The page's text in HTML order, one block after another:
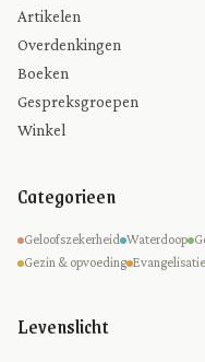
Artikelen
Overdenkingen
Boeken
Gespreksgroepen
Winkel
Categorieen
Geloofszekerheid Waterdoop
Gezin & opvoeding Evangelisatie
Levenslicht